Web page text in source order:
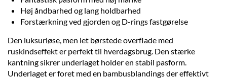
Høj åndbarhed og lang holdbarhed
Forstærkning ved gjorden og D-rings fastgørelse
Den luksuriøse, men let børstede overflade med
ruskindseffekt er perfekt til hverdagsbrug. Den stærke
kantning sikrer underlaget holder en stabil pasform.
Underlaget er foret med en bambusblandings der effektivt